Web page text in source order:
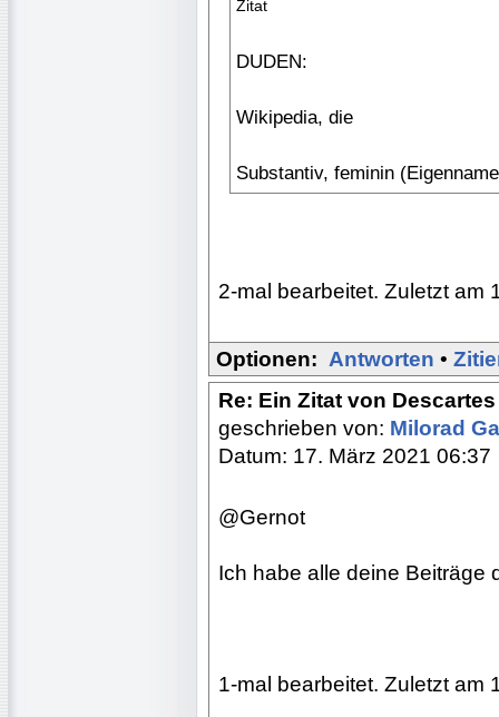
Zitat
DUDEN:
Wi­ki­pe­dia, die
Substantiv, feminin
2-mal bearbeitet. Zuletzt am
Optionen: Antworten •
Re: Ein Zitat von
geschrieben von: Milorad
Datum: 17. März 2021 06:37
@Gernot
Ich habe alle deine Beiträge
1-mal bearbeitet. Zuletzt am